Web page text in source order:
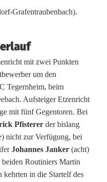
Grafentraubenbach).
mit zwei Punkten
um den
Tegernheim, beim
Aufsteiger Etzenricht
mit fünf Gegentoren. Bei
Pfisterer der bislang
nicht zur Verfügung, bei
Johannes Janker (acht)
Routiniers Martin
kehrten in die Startelf des